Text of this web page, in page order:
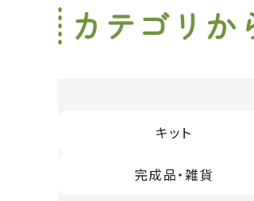
カテゴリか
キット
完成品・雑貨